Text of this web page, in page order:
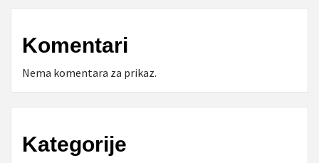
Komentari
Nema komentara za prikaz.
Kategorije